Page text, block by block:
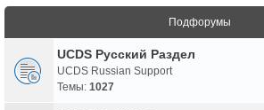
Подфорумы
UCDS Русский Раздел
UCDS Russian Support
Темы: 1027